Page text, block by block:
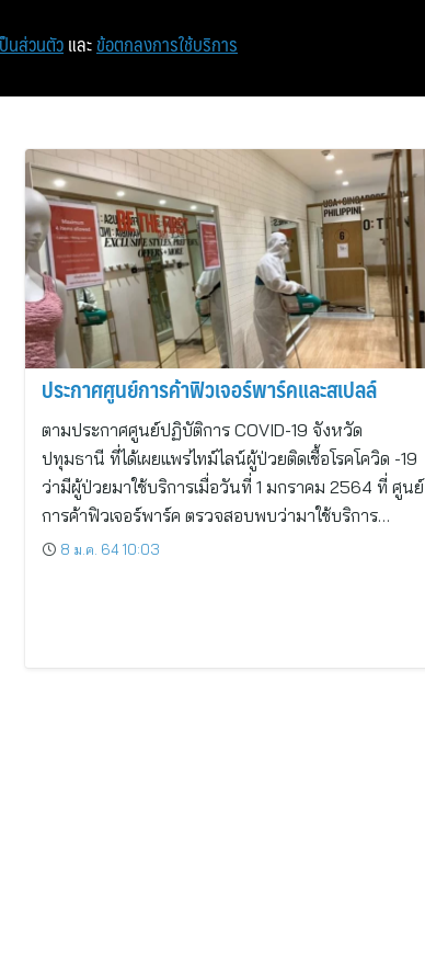
หน้าแรก ท่องเที่ยว
ประกาศศูนย์การค้าฟิวเจอร์พาร์คและสเปลล์
ตามประกาศศูนย์ปฏิบัติการ COVID-19 จังหวัด
ปทุมธานี ที่ได้เผยแพร่ไทม์ไลน์ผู้ป่วยติดเชื้อโรคโควิด -19
ว่ามีผู้ป่วยมาใช้บริการเมื่อวันที่ 1 มกราคม 2564 ที่ ศูนย์
การค้าฟิวเจอร์พาร์ค ตรวจสอบพบว่ามาใช้บริการ…
8 ม.ค. 64 10:03
นส่วนตัว และ ข้อตกลงการใช้บริการ